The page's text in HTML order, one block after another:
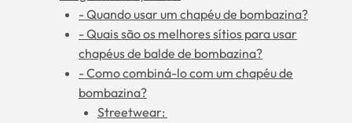
- Quando usar um chapéu de bombazina?
- Quais são os melhores sítios para usar
chapéus de balde de bombazina?
- Como combiná-lo com um chapéu de
bombazina?
Streetwear: